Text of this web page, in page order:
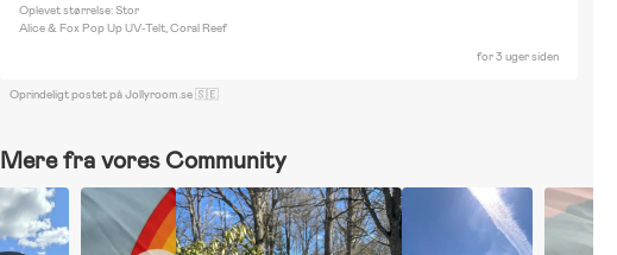
Oplevet størrelse: Stor
Alice & Fox Pop Up UV-Telt, Coral Reef
for 3 uger siden
Oprindeligt postet på Jollyroom.se 🇸🇪
Mere fra vores Community